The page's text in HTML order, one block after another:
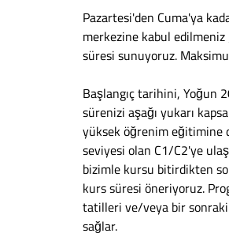
Pazartesi'den Cuma'ya
merkezine kabul
süresi sunuyoruz.
Başlangıç tarihini, Yoğun
sürenizi aşağı yukarı
yüksek öğrenim eğitimine
seviyesi olan C1/C2'ye
bizimle kursu bitirdikten
kurs süresi öneriyoruz.
tatilleri ve/veya bir sonraki
sağlar.